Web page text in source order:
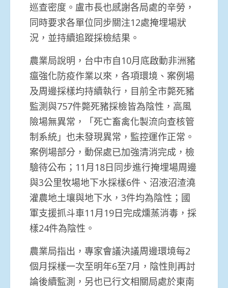
巡查密度。盧市長也感謝各局處的辛勞，
同時要求各單位同步關注12處掩埋場狀
況，並持續追蹤採檢結果。
農業局說明，台中市自10月底啟動非洲豬
瘟強化防疫作業以來，各項環境、案例場
及周邊採樣均持續執行，目前全市斃死豬
監測與757件斃死豬採檢皆為陰性，高風
險場無異常，「死亡畜禽化製流向查核管
制系統」也未發現異常，監控運作正常。
案例場部分，動保處已加強清消完成，檢
驗待公布；11月18日同步進行掩埋場周邊
與3公里牧場地下水採樣6件、沼液沼渣澆
灌農地土壤與地下水，3件均為陰性；國
軍支援抓斗車11月19日完成燻蒸消毒，採
樣24件為陰性。
農業局指出，專家會議決議周邊環境每2
個月採樣一次至明年6至7月，陰性則再討
論後續監測，另也已行文相關局處於東南